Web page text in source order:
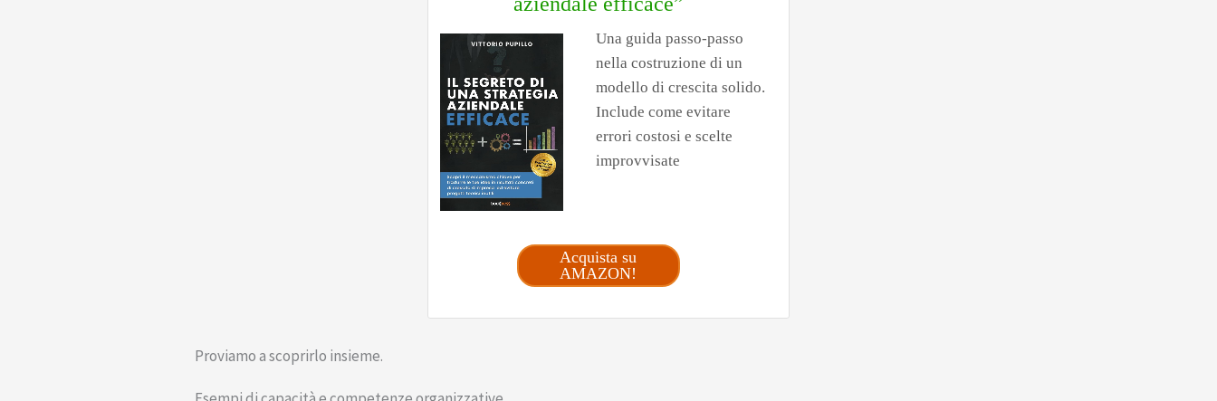
Una guida passo-passo
nella costruzione di un
modello di crescita solido.
Include come evitare
errori costosi e scelte
improvvisate
Acquista su
AMAZON!
Proviamo a scoprirlo insieme.